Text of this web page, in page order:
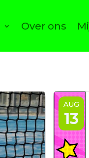
Over ons
AUG
13